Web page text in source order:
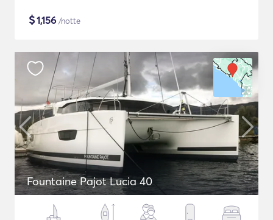
$1,156 /notte
Fountaine Pajot Lucia 40